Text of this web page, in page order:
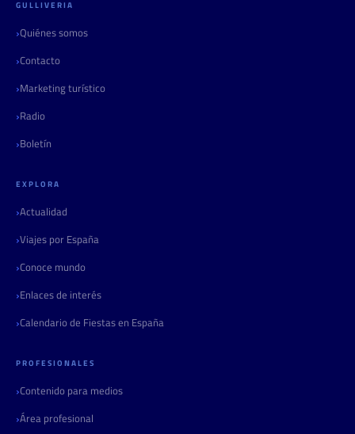
GULLIVERIA
Quiénes somos
Contacto
Marketing turístico
Radio
Boletín
EXPLORA
Actualidad
Viajes por España
Conoce mundo
Enlaces de interés
Calendario de Fiestas en España
PROFESIONALES
Contenido para medios
Área profesional